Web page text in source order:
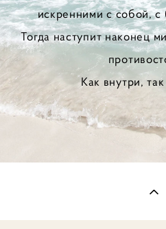
искренними с собой,
Тогда наступит наконец
Как внутри,